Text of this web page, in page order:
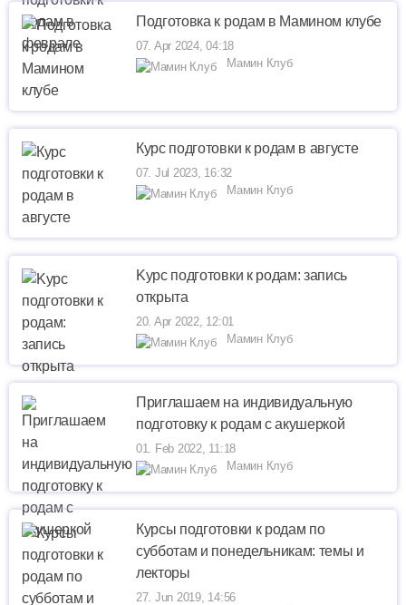
Подготовка к родам в Мамином клубе
07. Apr 2024, 04:18
Мамин Клуб
Курс подготовки к родам в августе
07. Jul 2023, 16:32
Мамин Клуб
Kурс подготовки к родам: запись
открыта
20. Apr 2022, 12:01
Мамин Клуб
Приглашаем на индивидуальную
подготовку к родам с акушеркой
01. Feb 2022, 11:18
Мамин Клуб
Курсы подготовки к родам по
субботам и понедельникам: темы и
лекторы
27. Jun 2019, 14:56